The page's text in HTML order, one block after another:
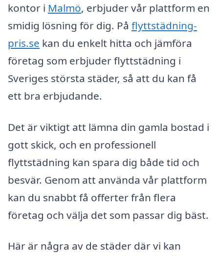
kontor i Malmö, erbjuder vår plattform en
smidig lösning för dig. På flyttstädning-
pris.se kan du enkelt hitta och jämföra
företag som erbjuder flyttstädning i
Sveriges största städer, så att du kan få
ett bra erbjudande.
Det är viktigt att lämna din gamla bostad i
gott skick, och en professionell
flyttstädning kan spara dig både tid och
besvär. Genom att använda vår plattform
kan du snabbt få offerter från flera
företag och välja det som passar dig bäst.
Här är några av de städer där vi kan